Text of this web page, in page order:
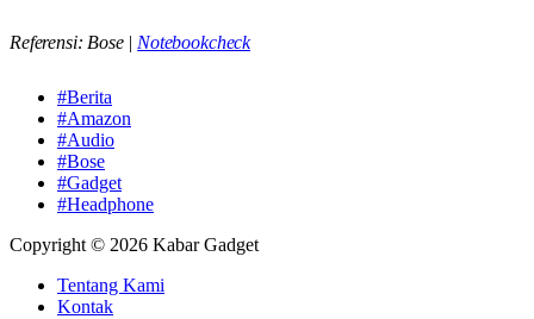
Referensi: Bose | Notebookcheck
#Berita
#Amazon
#Audio
#Bose
#Gadget
#Headphone
Copyright © 2026 Kabar Gadget
Tentang Kami
Kontak